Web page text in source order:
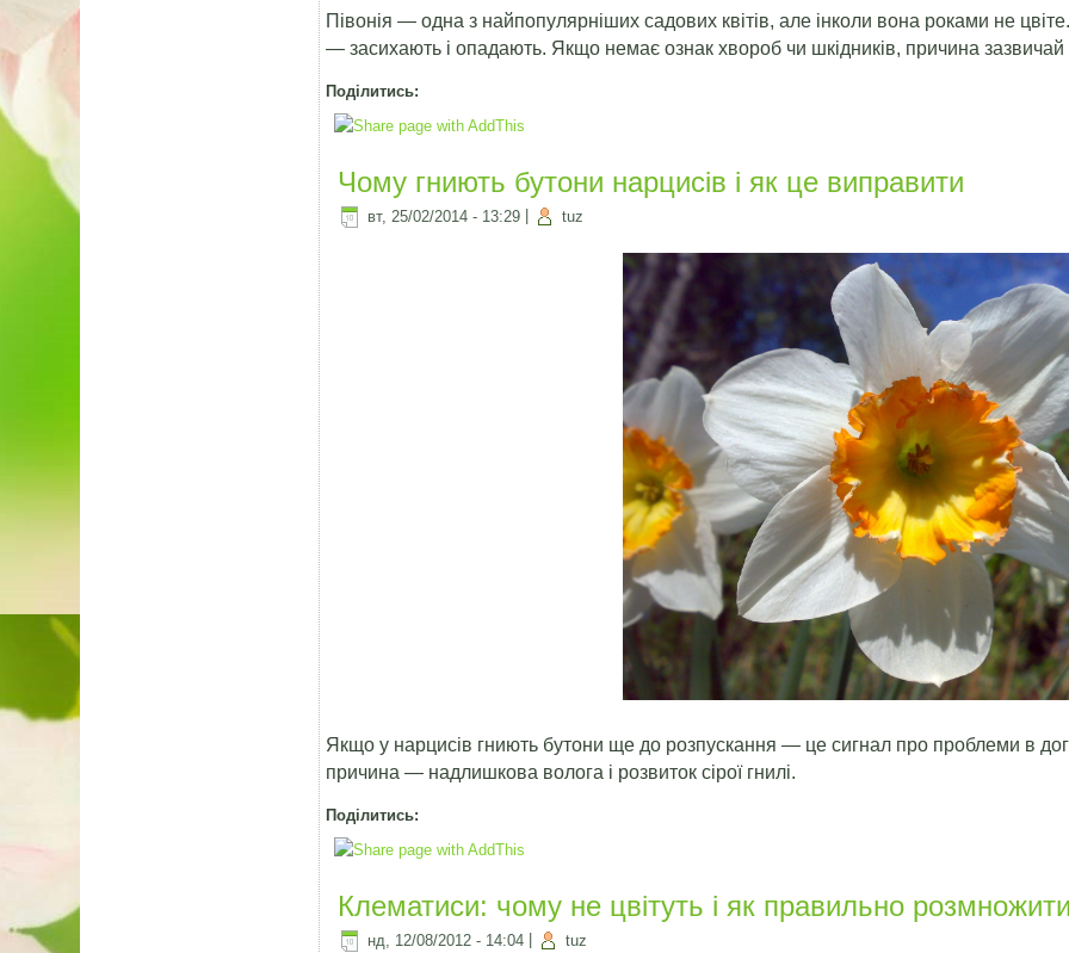
Півонія — одна з найпопулярніших садових квітів, але інколи вона роками не
— засихають і опадають. Якщо немає ознак хвороб чи шкідників, причина зазвичай
Поділитись:
Чому гниють бутони нарцисів і як це виправити
вт, 25/02/2014 - 13:29 tuz
Якщо у нарцисів гниють бутони ще до розпускання — це сигнал про проблеми в
причина — надлишкова волога і розвиток сірої гнилі.
Поділитись:
Клематиси: чому не цвітуть і як правильно
нд, 12/08/2012 - 14:04 tuz